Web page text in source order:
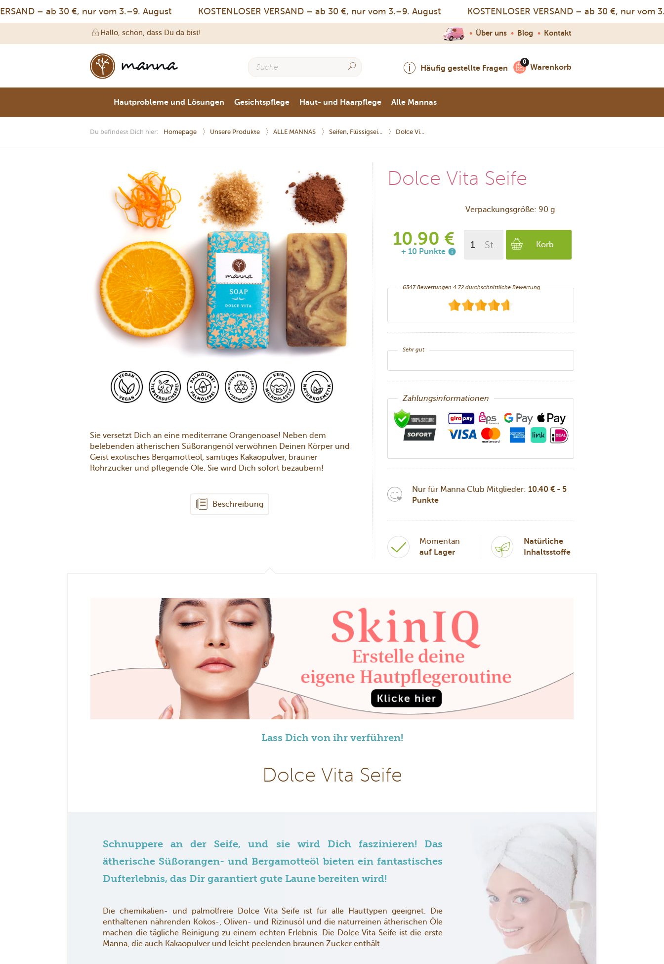
– ab 30 €, nur vom 3.–9. August KOSTENLOSER VERSAND – ab 30 €, nur vom 3.–9. August KOSTENLOSER VERSAND – ab 30 €, nur vom
Hallo, schön, dass Du da bist! • Über uns • Blog • Kontakt
Häufig gestellte Fragen Warenkorb
Hautprobleme und Lösungen Gesichtspflege Haut- und Haarpflege Alle Mannas
Du befindest Dich hier: Homepage Unsere Produkte ALLE MANNAS Seifen, Flüssigsei... Dolce Vi...
Sie versetzt Dich an eine mediterrane Orangenoase! Neben dem
belebenden ätherischen Süßorangenöl verwöhnen Deinen Körper und
Geist exotisches Bergamotteöl, samtiges Kakaopulver, brauner
Rohrzucker und pflegende Öle. Sie wird Dich sofort bezaubern!
Beschreibung
Dolce Vita Seife
Verpackungsgröße: 90 g
10.90 €
+ 10 Punkte
St. Korb
6347Bewertungen 4.72 durchschnittliche Bewertung
Sehr gut
Zahlungsinformationen
Nur für Manna Club Mitglieder: 10.40 € - 5
Punkte
Momentan
auf Lager
Natürliche
Inhaltsstoffe
Lass Dich von ihr verführen!
Dolce Vita Seife
Schnuppere an der Seife, und sie wird Dich faszinieren! Das
ätherische Süßorangen- und Bergamotteöl bieten ein fantastisches
Dufterlebnis, das Dir garantiert gute Laune bereiten wird!
Die chemikalien- und palmölfreie Dolce Vita Seife ist für alle Hauttypen geeignet. Die
enthaltenen nährenden Kokos-, Oliven- und Rizinusöl und die naturreinen ätherischen Öle
machen die tägliche Reinigung zu einem echten Erlebnis. Die Dolce Vita Seife ist die erste
Manna, die auch Kakaopulver und leicht peelenden braunen Zucker enthält.